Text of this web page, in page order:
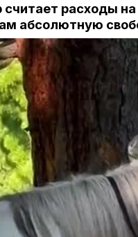
считает расходы
абсолютную